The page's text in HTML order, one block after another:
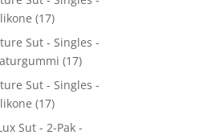
(17)
Sut - Singles -
(17)
Sut - Singles -
(17)
Sut - 2-Pak -